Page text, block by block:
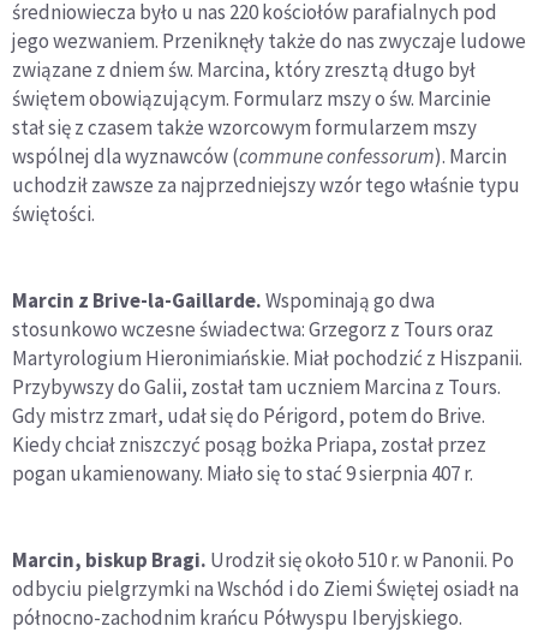
średniowiecza było u nas 220 kościołów parafialnych pod
jego wezwaniem. Przeniknęły także do nas zwyczaje ludowe
związane z dniem św. Marcina, który zresztą długo był
świętem obowiązującym. Formularz mszy o św. Marcinie
stał się z czasem także wzorcowym formularzem mszy
wspólnej dla wyznawców (commune confessorum). Marcin
uchodził zawsze za najprzedniejszy wzór tego właśnie typu
świętości.
Marcin z Brive-la-Gaillarde.Wspominają go dwa
stosunkowo wczesne świadectwa: Grzegorz z Tours oraz
Martyrologium Hieronimiańskie. Miał pochodzić z Hiszpanii.
Przybywszy do Galii, został tam uczniem Marcina z Tours.
Gdy mistrz zmarł, udał się do Périgord, potem do Brive.
Kiedy chciał zniszczyć posąg bożka Priapa, został przez
pogan ukamienowany. Miało się to stać 9 sierpnia 407 r.
Marcin, biskup Bragi. Urodził się około 510 r. w Panonii. Po
odbyciu pielgrzymki na Wschód i do Ziemi Świętej osiadł na
północno-zachodnim krańcu Półwyspu Iberyjskiego.